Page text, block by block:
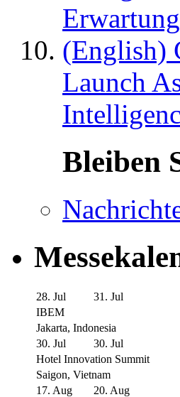
(English)
Launch
Bleiben
28. Jul
31. Jul
IBEM
Jakarta, Indonesia
30. Jul
30. Jul
Hotel Innovation Summit
Saigon, Vietnam
17. Aug
20. Aug